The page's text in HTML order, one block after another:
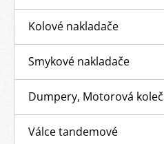
Kolové nakladače
Smykové nakladače
Dumpery, Motorová
Válce tandemové